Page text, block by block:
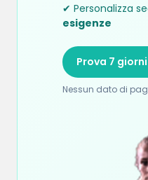
✔ Personalizza
esigenze
Prova 7
Nessun dato di